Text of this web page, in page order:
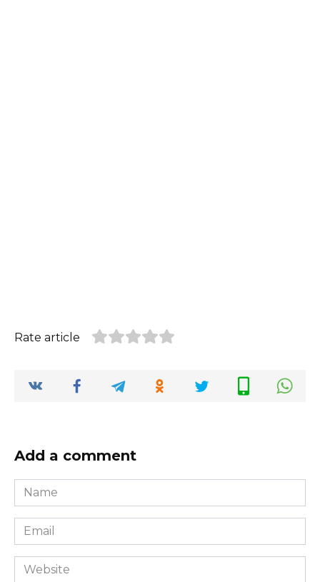
Rate article
Add a comment
Name
*
Email
*
Website